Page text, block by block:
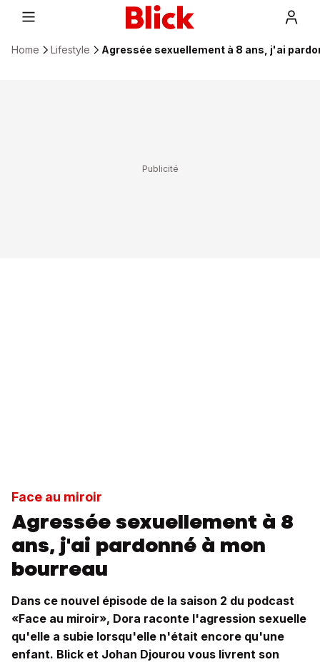
Home Lifestyle Agressée sexuellement à 8 ans, j'ai
Face au miroir
Agressée sexuellement à 8
ans, j'ai pardonné à mon
bourreau
Dans ce nouvel épisode de la saison 2 du podcast
«Face au miroir», Dora raconte l'agression sexuelle
qu'elle a subie lorsqu'elle n'était encore qu'une
enfant. Blick et Johan Djourou vous livrent son